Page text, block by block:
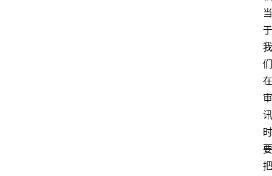
当
于
我
们
在
审
讯
时
要
把